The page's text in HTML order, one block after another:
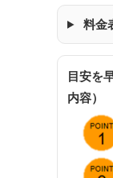
料金
目安を
内容）